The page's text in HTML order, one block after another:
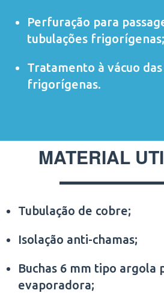
Perfuração para
tubulações frigorígenas;
Tratamento à vácuo
frigorígenas.
MATERIAL
Tubulação de cobre;
Isolação anti-chamas;
Buchas 6 mm tipo argola
evaporadora;